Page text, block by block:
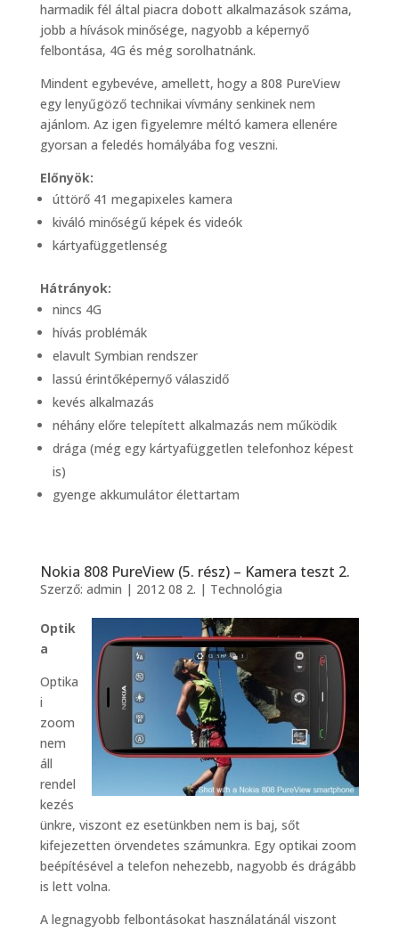
harmadik fél által piacra dobott alkalmazások száma,
jobb a hívások minősége, nagyobb a képernyő
felbontása, 4G és még sorolhatnánk.
Mindent egybevéve, amellett, hogy a 808 PureView
egy lenyűgöző technikai vívmány senkinek nem
ajánlom. Az igen figyelemre méltó kamera ellenére
gyorsan a feledés homályába fog veszni.
Előnyök:
úttörő 41 megapixeles kamera
kiváló minőségű képek és videók
kártyafüggetlenség
Hátrányok:
nincs 4G
hívás problémák
elavult Symbian rendszer
lassú érintőképernyő válaszidő
kevés alkalmazás
néhány előre telepített alkalmazás nem működik
drága (még egy kártyafüggetlen telefonhoz képest
is)
gyenge akkumulátor élettartam
Nokia 808 PureView (5. rész) – Kamera teszt 2.
Szerző: admin | 2012 08 2. | Technológia
Optik
a
Optika
i
zoom
nem
áll
rendel
kezés
ünkre, viszont ez esetünkben nem is baj, sőt
kifejezetten örvendetes számunkra. Egy optikai zoom
beépítésével a telefon nehezebb, nagyobb és drágább
is lett volna.
A legnagyobb felbontásokat használatánál viszont